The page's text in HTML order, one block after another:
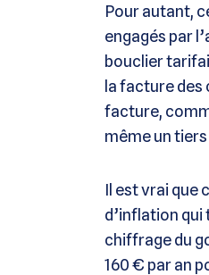
Pour autant,
engagés par
bouclier
la facture
facture,
même un
Il est vrai que
d’inflation
chiffrage du
160 € par an